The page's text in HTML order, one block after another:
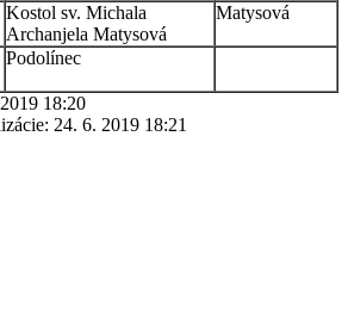
Kostol sv. Michala
Archanjela Matysová
Matysová
Podolínec
18:20
24. 6. 2019 18:21